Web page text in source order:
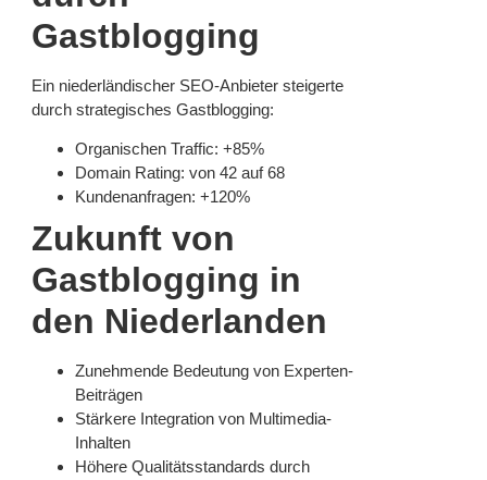
Gastblogging
Ein niederländischer SEO-Anbieter steigerte
durch strategisches Gastblogging:
Organischen Traffic: +85%
Domain Rating: von 42 auf 68
Kundenanfragen: +120%
Zukunft von
Gastblogging in
den Niederlanden
Zunehmende Bedeutung von Experten-
Beiträgen
Stärkere Integration von Multimedia-
Inhalten
Höhere Qualitätsstandards durch